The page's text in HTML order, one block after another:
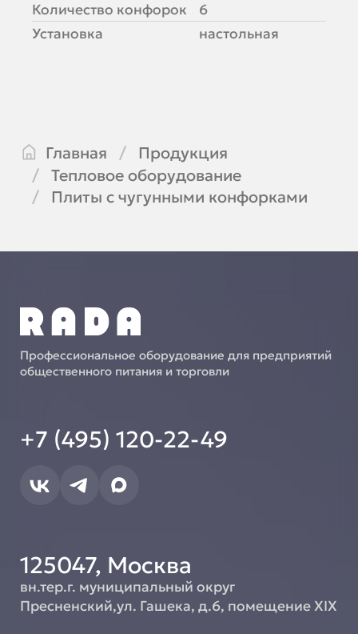
Количество конфорок
6
Установка
настольная
Главная
Продукция
Тепловое оборудование
Плиты с чугунными конфорками
Профессиональное оборудование для предприятий
общественного питания и торговли
+7 (495) 120-22-49
125047, Москва
вн.тер.г. муниципальный округ
Пресненский,ул. Гашека, д.6, помещение XIX